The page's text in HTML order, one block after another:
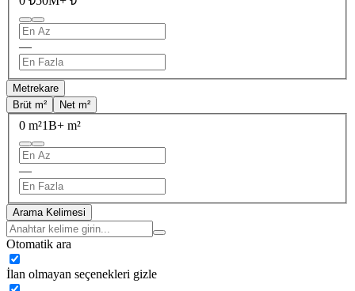
—
Metrekare
Brüt m²
Net m²
0 m²1B+ m²
—
Arama Kelimesi
Otomatik ara
İlan olmayan seçenekleri gizle